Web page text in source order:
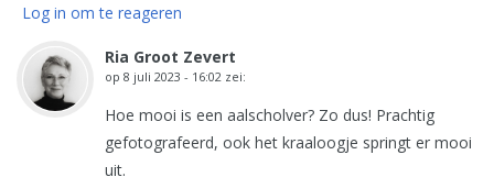
Log in om te reageren
Ria Groot Zevert
op 8 juli 2023 - 16:02 zei:
Hoe mooi is een aalscholver? Zo dus! Prachtig
gefotografeerd, ook het kraaloogje springt er mooi
uit.